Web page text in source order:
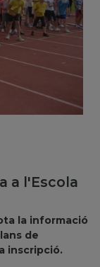
a l'Escola
la informació
de
inscripció.